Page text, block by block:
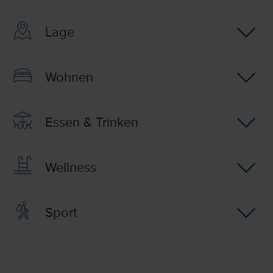
Lage
Wohnen
Essen & Trinken
Wellness
Sport